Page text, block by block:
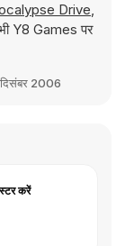
Drive,
Y8 Games पर
2006
करें